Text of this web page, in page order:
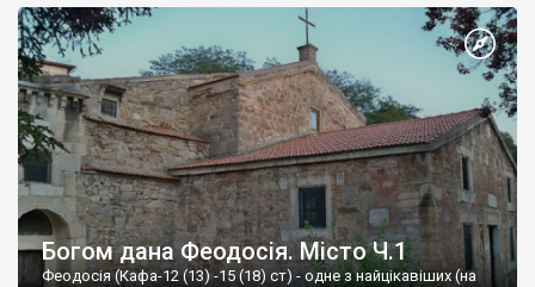
Богом дана Феодосія. Місто Ч.1
Феодосія (Кафа-12 (13) -15 (18) ст) - одне з найцікавіших (на